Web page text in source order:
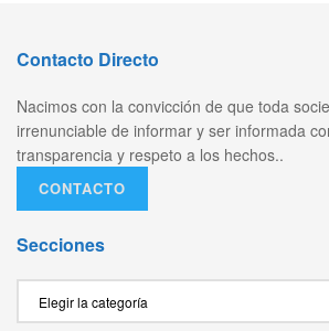
Contacto Directo
Nacimos con la convicción de que toda
irrenunciable de informar y ser informada
transparencia y respeto a los hechos..
CONTACTO
Secciones